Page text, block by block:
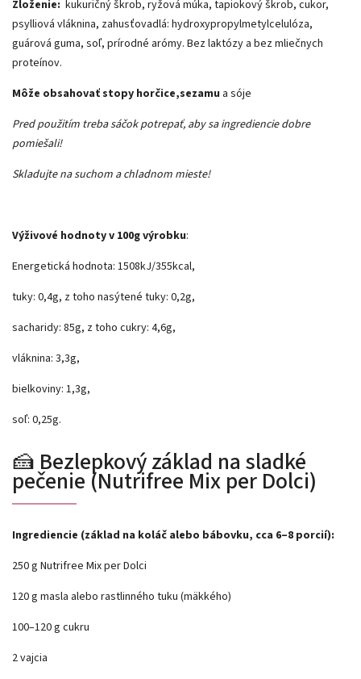
Zloženie: kukuričný škrob, ryžová múka, tapiokový škrob, cukor,
psylliová vláknina, zahusťovadlá: hydroxypropylmetylcelulóza,
guárová guma, soľ, prírodné arómy. Bez laktózy a bez mliečnych
proteínov.
Môže obsahovať stopy horčice,sezamu a sóje
Pred použitím treba sáčok potrepať, aby sa ingrediencie dobre
pomiešali!
Skladujte na suchom a chladnom mieste!
Výživové hodnoty v 100g výrobku:
Energetická hodnota: 1508kJ/355kcal,
tuky: 0,4g, z toho nasýtené tuky: 0,2g,
sacharidy: 85g, z toho cukry: 4,6g,
vláknina: 3,3g,
bielkoviny: 1,3g,
soľ: 0,25g.
🍰 Bezlepkový základ na sladké
pečenie (Nutrifree Mix per Dolci)
Ingrediencie (základ na koláč alebo bábovku, cca 6–8 porcií):
250 g Nutrifree Mix per Dolci
120 g masla alebo rastlinného tuku (mäkkého)
100–120 g cukru
2 vajcia